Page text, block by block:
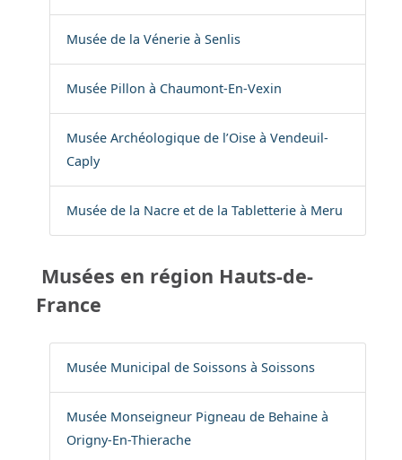
Musée de la Vénerie à Senlis
Musée Pillon à Chaumont-En-Vexin
Musée Archéologique de l’Oise à Vendeuil-
Caply
Musée de la Nacre et de la Tabletterie à Meru
Musées en région Hauts-de-
France
Musée Municipal de Soissons à Soissons
Musée Monseigneur Pigneau de Behaine à
Origny-En-Thierache